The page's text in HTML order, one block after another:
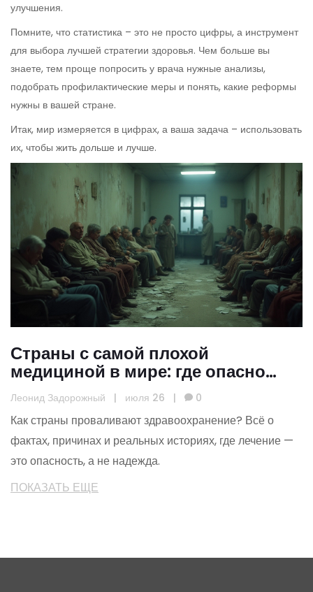
улучшения.
Помните, что статистика – это не просто цифры, а инструмент
для выбора лучшей стратегии здоровья. Чем больше вы
знаете, тем проще попросить у врача нужные анализы,
подобрать профилактические меры и понять, какие реформы
нужны в вашей стране.
Итак, мир измеряется в цифрах, а ваша задача – использовать
их, чтобы жить дольше и лучше.
Страны с самой плохой
медициной в мире: где опасно
болеть
Леонид Задорожный | июля 26 | 0
Как страны проваливают здравоохранение? Всё о
фактах, причинах и реальных историях, где лечение —
это опасность, а не надежда.
ПОКАЗАТЬ ЕЩЕ